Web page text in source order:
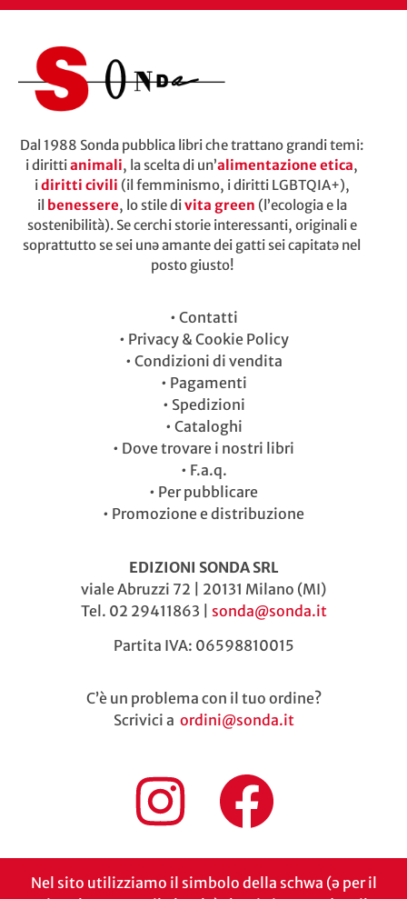
Dal 1988 Sonda pubblica libri che trattano grandi temi:
i dirittianimali, la scelta di un’alimentazione etica,
idiritti civili (il femminismo, i diritti LGBTQIA+),
il benessere, lo stile divita green (l’ecologia e la
sostenibilità). Se cerchi storie interessanti, originali e
soprattutto se sei unə amante dei gatti sei capitatə nel
posto giusto!
• Contatti
• Privacy & Cookie Policy
• Condizioni di vendita
• Pagamenti
• Spedizioni
• Cataloghi
• Dove trovare i nostri libri
• F.a.q.
• Per pubblicare
• Promozione e distribuzione
EDIZIONI SONDA SRL
viale Abruzzi 72 | 20131 Milano (MI)
Tel. 02 29411863 | sonda@sonda.it
Partita IVA: 06598810015
C’è un problema con il tuo ordine?
Scrivici a ordini@sonda.it
Nel sito utilizziamo il simbolo della schwa (ə per il